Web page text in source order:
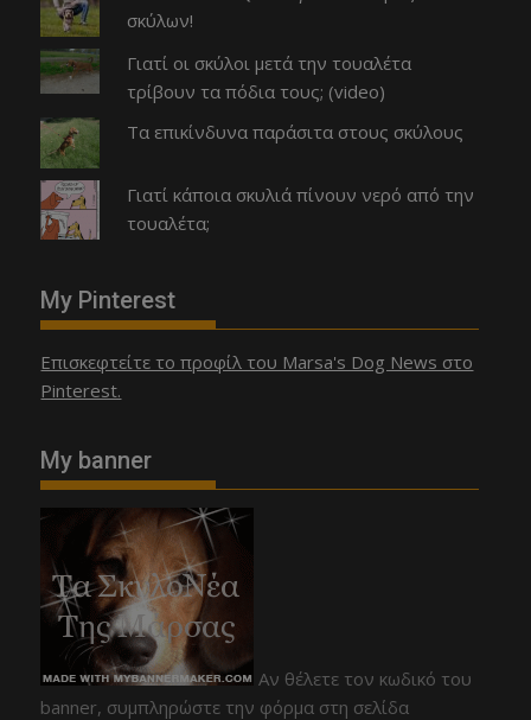
σκύλων!
Γιατί οι σκύλοι μετά την τουαλέτα
τρίβουν τα πόδια τους; (video)
Τα επικίνδυνα παράσιτα στους σκύλους
Γιατί κάποια σκυλιά πίνουν νερό από την
τουαλέτα;
My Pinterest
Επισκεφτείτε το προφίλ του Marsa's Dog News στο
Pinterest.
My banner
Αν θέλετε τον κωδικό του
banner, συμπληρώστε την φόρμα στη σελίδα